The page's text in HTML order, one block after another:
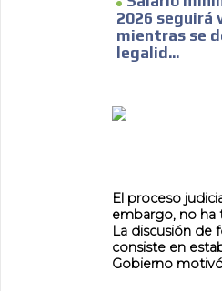
2026 seguirá
mientras se
legalid...
El proceso
embargo, no ha
La discusión de
consiste en
Gobierno